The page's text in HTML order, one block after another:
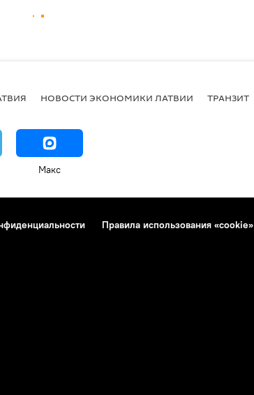
НОВОСТИ ЭКОНОМИКИ ЛАТВИИ ТРАНЗИТ
Макс
Правила использования «cookie»